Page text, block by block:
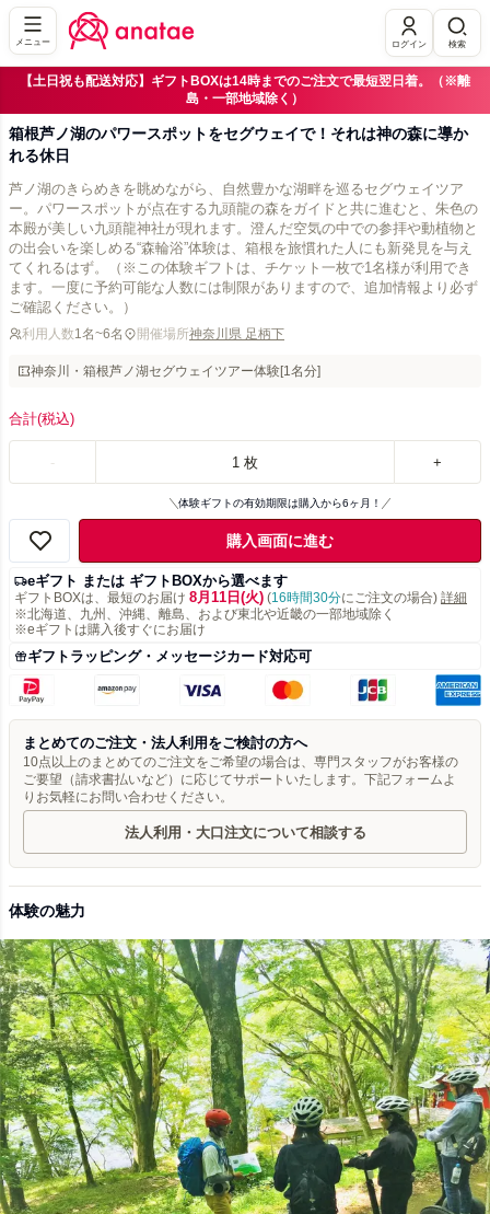
メニュー ログイン 検索
【土日祝も配送対応】ギフトBOXは14時までのご注文で最短翌日着。（※離
島・一部地域除く）
箱根芦ノ湖のパワースポットをセグウェイで！それは神の森に導か
れる休日
芦ノ湖のきらめきを眺めながら、自然豊かな湖畔を巡るセグウェイツア
ー。パワースポットが点在する九頭龍の森をガイドと共に進むと、朱色の
本殿が美しい九頭龍神社が現れます。澄んだ空気の中での参拝や動植物と
の出会いを楽しめる“森輪浴”体験は、箱根を旅慣れた人にも新発見を与え
てくれるはず。（※この体験ギフトは、チケット一枚で1名様が利用でき
ます。一度に予約可能な人数には制限がありますので、追加情報より必ず
ご確認ください。）
利用人数1名~6名 開催場所神奈川県 足柄下
神奈川・箱根芦ノ湖セグウェイツアー体験[1名分]
合計(税込)
- 1 枚 +
体験ギフトの有効期限は購入から6ヶ月！
購入画面に進む
eギフト または ギフトBOXから選べます
ギフトBOXは、最短のお届け 8月11日(火) (16時間30分にご注文の場合) 詳細
※北海道、九州、沖縄、離島、および東北や近畿の一部地域除く
※eギフトは購入後すぐにお届け
ギフトラッピング・メッセージカード対応可
まとめてのご注文・法人利用をご検討の方へ
10点以上のまとめてのご注文をご希望の場合は、専門スタッフがお客様の
ご要望（請求書払いなど）に応じてサポートいたします。下記フォームよ
りお気軽にお問い合わせください。
法人利用・大口注文について相談する
体験の魅力